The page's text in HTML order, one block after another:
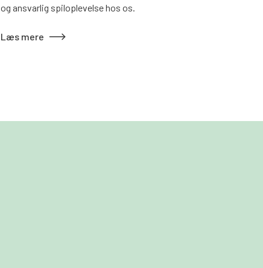
og ansvarlig spiloplevelse hos os.
Læs mere